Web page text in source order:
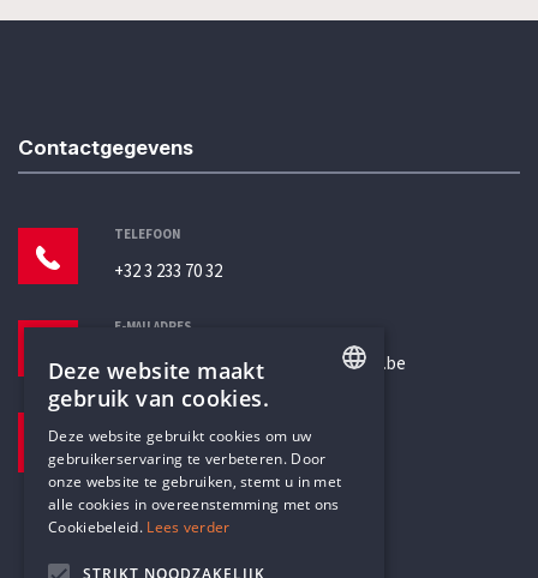
Contactgegevens
TELEFOON
+32 3 233 70 32
E-MAILADRES
secretariaat@humanistischverbond.be
Pottenbrug 4
Antwerpen, 2000
DUTCH
Deze website maakt
gebruik van cookies.
Deze website gebruikt cookies om uw
gebruikerservaring te verbeteren. Door
onze website te gebruiken, stemt u in met
alle cookies in overeenstemming met ons
Cookiebeleid. Lees verder
STRIKT NOODZAKELIJK